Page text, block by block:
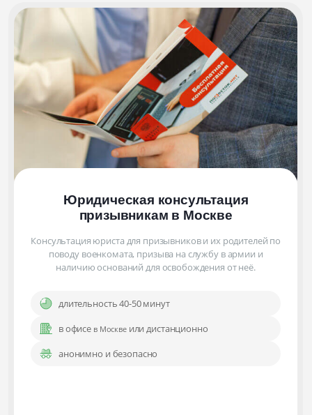
Юридическая консультация
призывникам в Москве
Консультация юриста для призывников и их родителей по
поводу военкомата, призыва на службу в армии и
наличию оснований для освобождения от неё.
длительность 40-50 минут
в офисе в Москвеили дистанционно
анонимно и безопасно